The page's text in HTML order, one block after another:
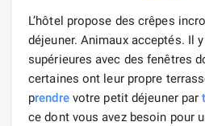
L’hôtel propose des crêpes
déjeuner. Animaux acceptés. Il
supérieures avec des fenêtres
certaines ont leur propre
prendrevotre petit déjeuner par
ce dont vous avez besoin pour